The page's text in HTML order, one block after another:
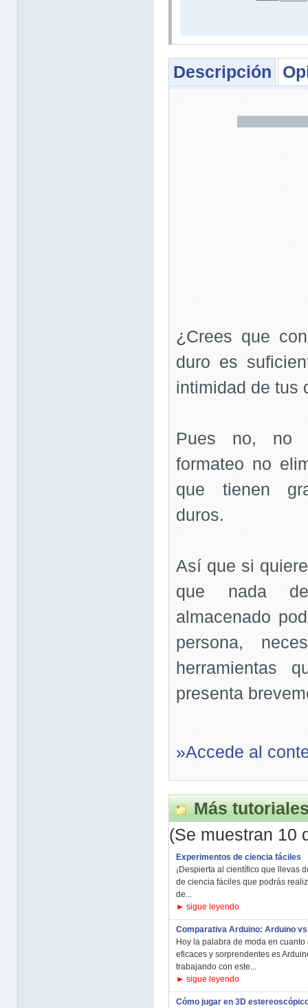
Descripción
¿Crees que
duro es
intimidad de tus
Pues no, no
formateo no
que tienen
duros.
Así que si
que nada
almacenado
persona,
herramientas
presenta
»Accede al
Más
(Se muestran 10
Experimentos de ciencia fáciles
¡Despierta al científico que llevas
de ciencia fáciles que podrás
de...
► sigue leyendo
Comparativa Arduino: Arduino
Hoy la palabra de moda en
eficaces y sorprendentes es
trabajando con este...
► sigue leyendo
Cómo jugar en 3D